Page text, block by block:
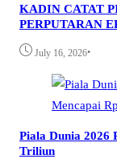
KADIN CATAT
PERPUTARAN
July 16, 2026•
Piala Dunia 2026
Triliun